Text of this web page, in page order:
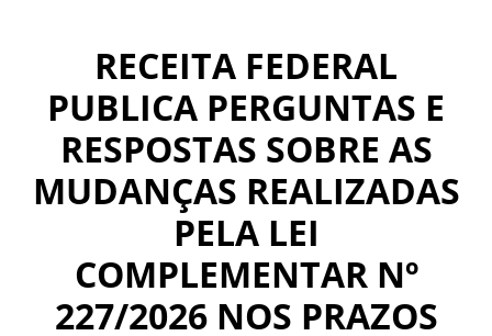
RECEITA FEDERAL
PUBLICA PERGUNTAS E
RESPOSTAS SOBRE AS
MUDANÇAS REALIZADAS
PELA LEI
COMPLEMENTAR Nº
227/2026 NOS PRAZOS